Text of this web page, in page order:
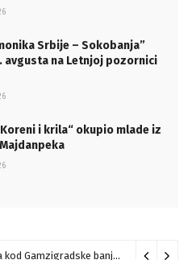
Srbije – Sokobanja”
avgusta na Letnjoj pozornici
i krila“ okupio mlade iz
Saobraćajna nezgoda kod Gamzigradske banje 05/08/2026